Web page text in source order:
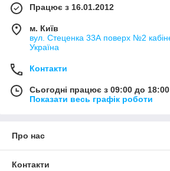
Працює з 16.01.2012
м. Київ
вул. Стеценка 33А поверх №2
Україна
Контакти
Сьогодні працює з 09:00 до 18:00
Показати весь графік роботи
Про нас
Контакти